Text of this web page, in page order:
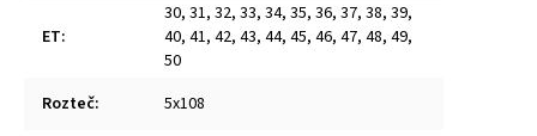
ET:
30, 31, 32, 33, 34, 35, 36, 37, 38, 39,
40, 41, 42, 43, 44, 45, 46, 47, 48, 49,
50
Rozteč: 5x108